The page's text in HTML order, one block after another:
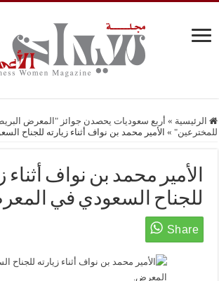
الرئيسية » أربع سعوديات يحصدن جوائز "المعرض
للمخترعين" » الأمير محمد بن نواف أثناء زيارته للجناح
الأمير محمد بن نواف أثناء
للجناح السعودي في